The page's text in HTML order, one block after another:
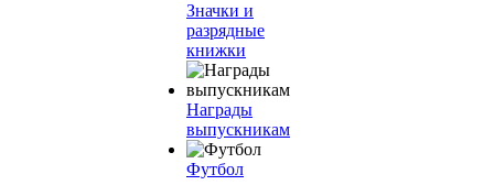
Значки и
разрядные
книжки
Награды
выпускникам
Футбол